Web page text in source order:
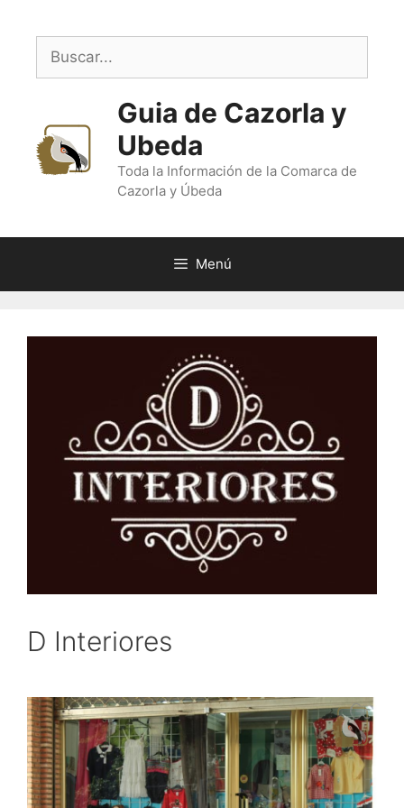
contenido
Buscar:
Guia de Cazorla y
Ubeda
Toda la Información de la Comarca de
Cazorla y Úbeda
Menú
D Interiores